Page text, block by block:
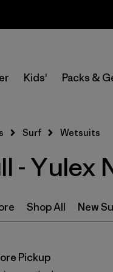
Kids' Packs &
Surf Wetsuits
- Yulex
Shop All New
Pickup